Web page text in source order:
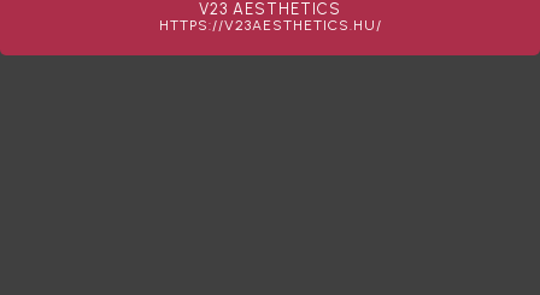
V23 AESTHETICS
HTTPS://V23AESTHETICS.HU/